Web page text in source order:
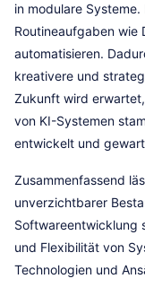
in modulare
Routineaufgaben wie
automatisieren.
kreativere und
Zukunft wird
von KI-Systemen
entwickelt und
Zusammenfassend
unverzichtbarer
Softwareentwicklung
und Flexibilität von
Technologien und